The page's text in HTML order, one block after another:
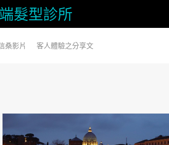
髮型診所
桑影片 客人體驗之分享文